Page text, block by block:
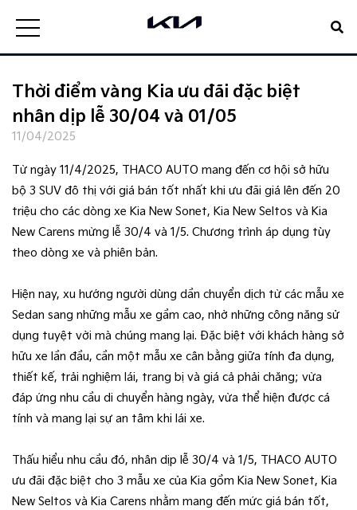
Thời điểm vàng Kia ưu đãi đặc biệt
nhân dịp lễ 30/04 và 01/05
11/04/2025
Từ ngày 11/4/2025, THACO AUTO mang đến cơ hội sở hữu
bộ 3 SUV đô thị với giá bán tốt nhất khi ưu đãi giá lên đến 20
triệu cho các dòng xe Kia New Sonet, Kia New Seltos và Kia
New Carens mừng lễ 30/4 và 1/5. Chương trình áp dụng tùy
theo dòng xe và phiên bản.
Hiện nay, xu hướng người dùng dần chuyển dịch từ các mẫu xe
Sedan sang những mẫu xe gầm cao, nhờ những công năng sử
dụng tuyệt vời mà chúng mang lại. Đặc biệt với khách hàng sở
hữu xe lần đầu, cần một mẫu xe cân bằng giữa tính đa dụng,
thiết kế, trải nghiệm lái, trang bị và giá cả phải chăng; vừa
đáp ứng nhu cầu di chuyển hàng ngày, vừa thể hiện được cá
tính và mang lại sự an tâm khi lái xe.
Thấu hiểu nhu cầu đó, nhân dịp lễ 30/4 và 1/5, THACO AUTO
ưu đãi đặc biệt cho 3 mẫu xe của Kia gồm Kia New Sonet, Kia
New Seltos và Kia Carens nhằm mang đến mức giá bán tốt,